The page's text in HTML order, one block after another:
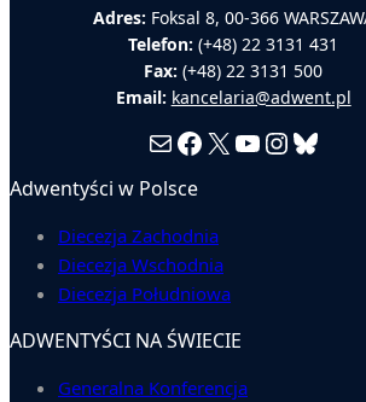
Adres: Foksal 8, 00-366
Telefon: (+48) 22 3131 431
Fax: (+48) 22 3131 500
Email: kancelaria@adwent.pl
MailFacebook
X YouTube
Adwentyści w Polsce
Diecezja Zachodnia
Diecezja Wschodnia
Diecezja Południowa
ADWENTYŚCI NA ŚWIECIE
Generalna Konferencja